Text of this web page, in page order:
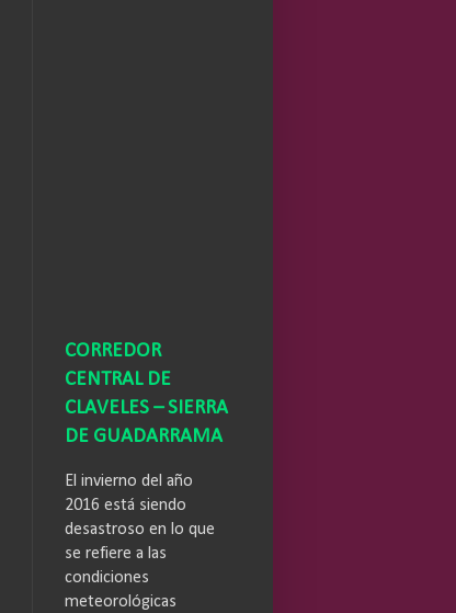
CORREDOR
CENTRAL DE
CLAVELES – SIERRA
DE GUADARRAMA
El invierno del año
2016 está siendo
desastroso en lo que
se refiere a las
condiciones
meteorológicas